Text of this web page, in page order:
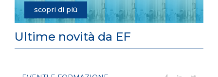
scopri di più
Ultime novità da EF